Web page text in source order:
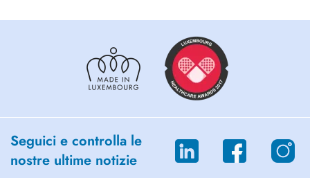
Seguici e controlla le
nostre ultime notizie